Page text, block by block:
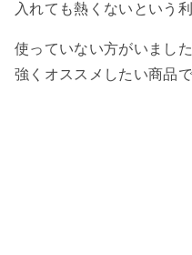
入れても熱くないという
使っていない方がいまし
強くオススメしたい商品で